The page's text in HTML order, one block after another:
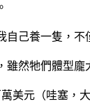
己養一隻，
然牠們體型
美元（哇塞，